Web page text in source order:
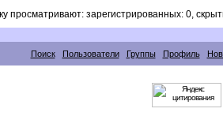
просматривают: зарегистрированных: 0,
Поиск Пользователи Группы Профиль